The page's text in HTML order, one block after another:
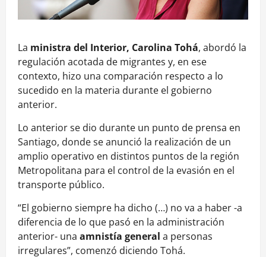
La ministra del Interior, Carolina Tohá, abordó la
regulación acotada de migrantes y, en ese
contexto, hizo una comparación respecto a lo
sucedido en la materia durante el gobierno
anterior.
Lo anterior se dio durante un punto de prensa en
Santiago, donde se anunció la realización de un
amplio operativo en distintos puntos de la región
Metropolitana para el control de la evasión en el
transporte público.
“El gobierno siempre ha dicho (…) no va a haber -a
diferencia de lo que pasó en la administración
anterior- una amnistía general a personas
irregulares”, comenzó diciendo Tohá.